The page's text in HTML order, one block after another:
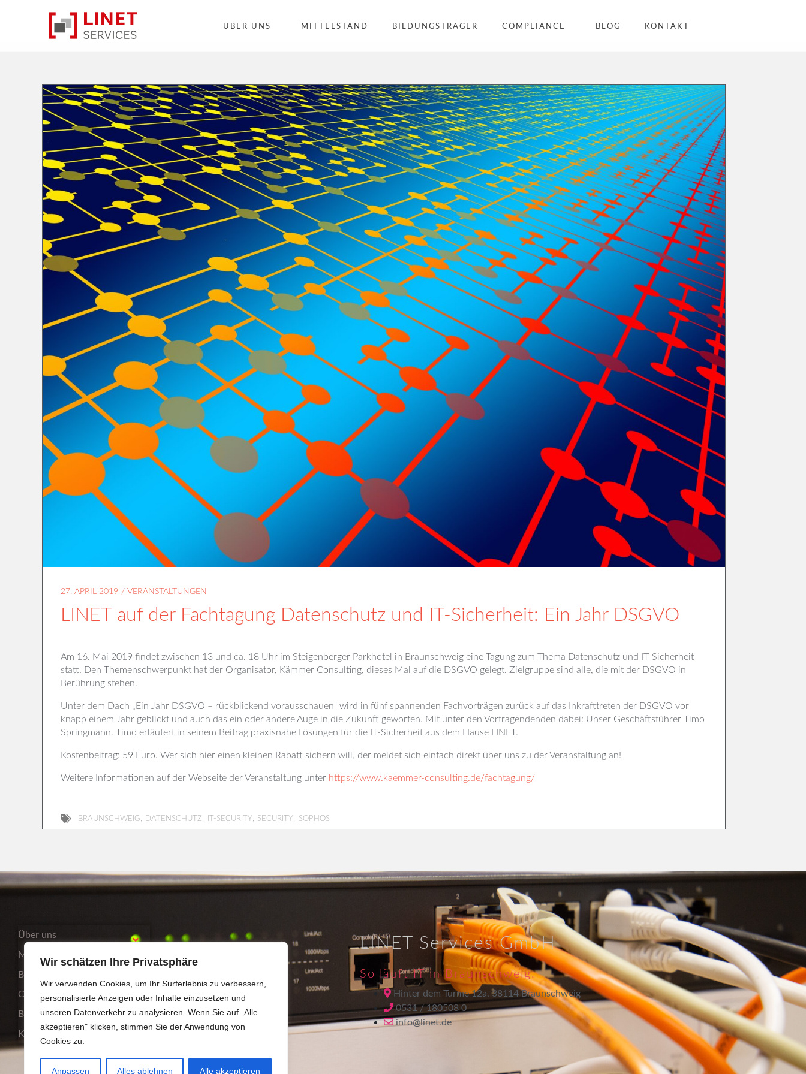
Wir schätzen Ihre Privatsphäre
Wir verwenden Cookies, um Ihr Surferlebnis zu verbessern,
personalisierte Anzeigen oder Inhalte einzusetzen und
unseren Datenverkehr zu analysieren. Wenn Sie auf „Alle
akzeptieren" klicken, stimmen Sie der Anwendung von
Cookies zu.
Anpassen Alles ablehnen Alle akzeptieren
ÜBER UNS MITTELSTAND BILDUNGSTRÄGER COMPLIANCE BLOG KONTAKT
27. APRIL 2019 / VERANSTALTUNGEN
LINET auf der Fachtagung Datenschutz und IT-Sicherheit: Ein Jahr DSGVO
Am 16. Mai 2019 findet zwischen 13 und ca. 18 Uhr im Steigenberger Parkhotel in Braunschweig eine Tagung zum Thema Datenschutz und IT-Sicherheit
statt. Den Themenschwerpunkt hat der Organisator, Kämmer Consulting, dieses Mal auf die DSGVO gelegt. Zielgruppe sind alle, die mit der DSGVO in
Berührung stehen.
Unter dem Dach „Ein Jahr DSGVO – rückblickend vorausschauen“ wird in fünf spannenden Fachvorträgen zurück auf das Inkrafttreten der DSGVO vor
knapp einem Jahr geblickt und auch das ein oder andere Auge in die Zukunft geworfen. Mit unter den Vortragendenden dabei: Unser Geschäftsführer Timo
Springmann. Timo erläutert in seinem Beitrag praxisnahe Lösungen für die IT-Sicherheit aus dem Hause LINET.
Kostenbeitrag: 59 Euro. Wer sich hier einen kleinen Rabatt sichern will, der meldet sich einfach direkt über uns zu der Veranstaltung an!
Weitere Informationen auf der Webseite der Veranstaltung unter https://www.kaemmer-consulting.de/fachtagung/
BRAUNSCHWEIG DATENSCHUTZ IT-SECURITY, SECURITY SOPHOS
Über uns
Mittelstand
Bildungsträger
Compliance
Blog
Kontakt
LINET Services GmbH
So läuft IT in Braunschweig.
Hinter dem Turme 12a, 38114 Braunschweig
0531 / 180508 0
info@linet.de